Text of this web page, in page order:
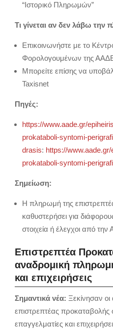
“Ιστορικό Πληρωμών”
Τι γίνεται αν δεν λάβω την
Επικοινωνήστε με το
Φορολογουμένων της
Μπορείτε επίσης να
Taxisnet
Πηγές:
https://www.aade.gr/
prokataboli-syntomi-
drasis: https://
prokataboli-syntomi-
Σημείωση:
Η πληρωμή της
καθυστερήσει για
στοιχεία ή έλεγχοι από
Επιστρεπτέα
αναδρομική
και επιχειρήσεις
Σημαντικά νέα: Ξεκίνησαν
επιστρεπτέας προκαταβολής
επαγγελματίες και